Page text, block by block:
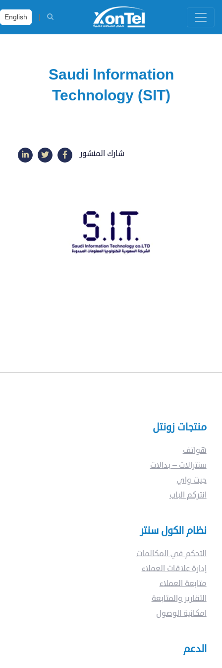
English
ماذا
؟
Saudi Information
Technology (SIT)
شارك المنشور
منتجات زونتل
هواتف
سنترالات – بدالات
جيت واي
انتركم الباب
نظام الكول سنتر
التحكم في المكالمات
إدارة علاقات العملاء
متابعة العملاء
التقارير والمتابعة
امكانية الوصول
الدعم